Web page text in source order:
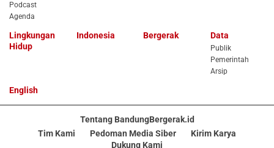
Podcast
Agenda
Lingkungan
Hidup
Indonesia Bergerak Data
Publik
Pemerintah
Arsip
English
Tentang BandungBergerak.id
Tim Kami
Pedoman Media Siber
Kirim Karya
Dukung Kami